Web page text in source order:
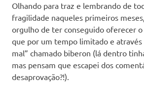
Olhando para traz e lembrando de
fragilidade naqueles primeiros
orgulho de ter conseguido oferecer
que por um tempo limitado e
mal” chamado biberon (lá dentro
mas pensam que escapei dos
desaprovação?!).